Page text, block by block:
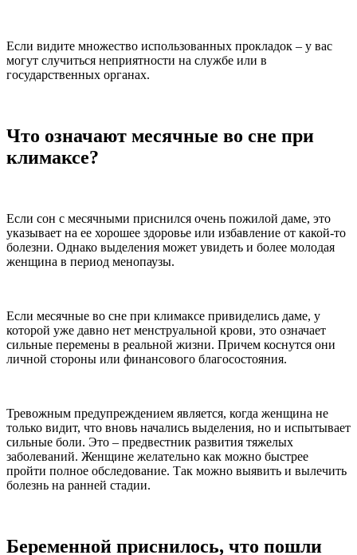
Если видите множество использованных прокладок – у вас
могут случиться неприятности на службе или в
государственных органах.
Что означают месячные во сне при
климаксе?
Если сон с месячными приснился очень пожилой даме, это
указывает на ее хорошее здоровье или избавление от какой-то
болезни. Однако выделения может увидеть и более молодая
женщина в период менопаузы.
Если месячные во сне при климаксе привиделись даме, у
которой уже давно нет менструальной крови, это означает
сильные перемены в реальной жизни. Причем коснутся они
личной стороны или финансового благосостояния.
Тревожным предупреждением является, когда женщина не
только видит, что вновь начались выделения, но и испытывает
сильные боли. Это – предвестник развития тяжелых
заболеваний. Женщине желательно как можно быстрее
пройти полное обследование. Так можно выявить и вылечить
болезнь на ранней стадии.
Беременной приснилось, что пошли